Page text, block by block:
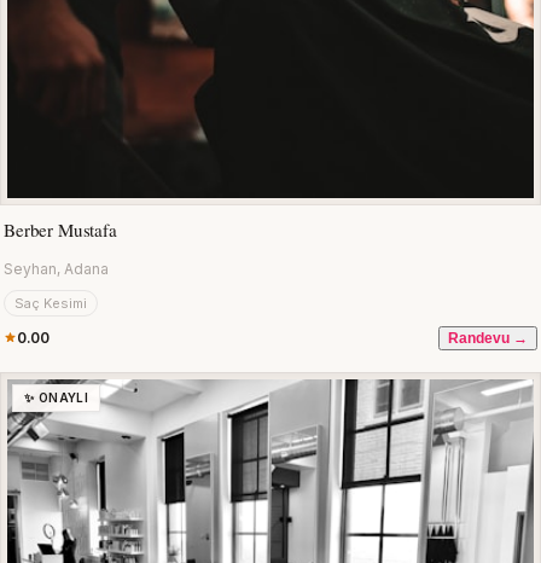
Berber Mustafa
Seyhan, Adana
Saç Kesimi
0.00 Randevu →
✨ ONAYLI